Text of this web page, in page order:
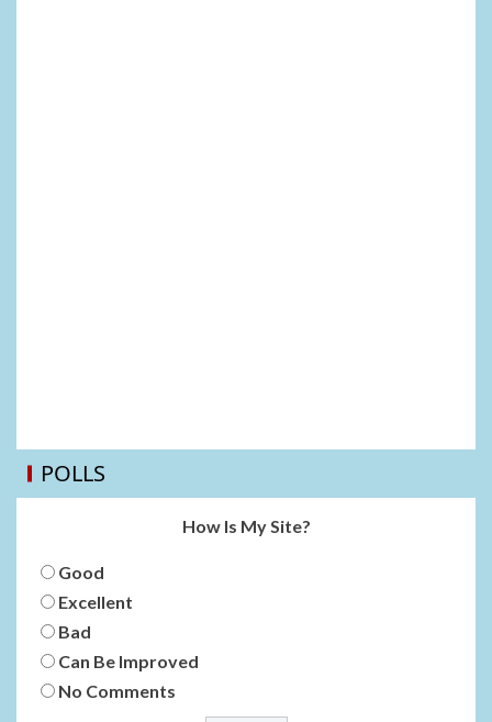
POLLS
How Is My Site?
Good
Excellent
Bad
Can Be Improved
No Comments